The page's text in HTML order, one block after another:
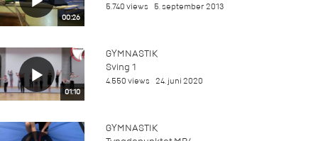
00:26
5.740 views 5. september 2013
01:10
GYMNASTIK
Sving 1
4.550 views 24. juni 2020
GYMNASTIK